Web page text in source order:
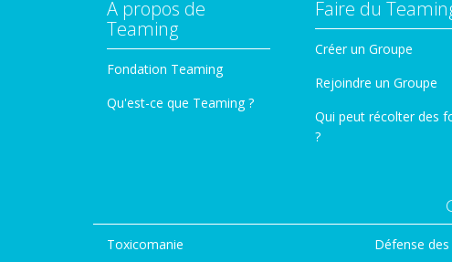
A propos de
Teaming
Fondation Teaming
Qu'est-ce que Teaming ?
Faire du
Créer un Groupe
Rejoindre un Groupe
Qui peut récolter des
?
Toxicomanie
Défense